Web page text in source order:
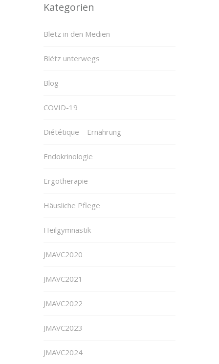
Kategorien
Blëtz in den Medien
Blëtz unterwegs
Blog
COVID-19
Diététique – Ernährung
Endokrinologie
Ergotherapie
Häusliche Pflege
Heilgymnastik
JMAVC2020
JMAVC2021
JMAVC2022
JMAVC2023
JMAVC2024